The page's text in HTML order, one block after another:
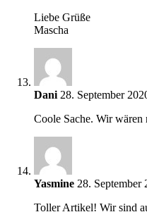
Liebe Grüße
Mascha
Dani 28. September
Coole Sache. Wir
Yasmine 28.
Toller Artikel! Wir sind